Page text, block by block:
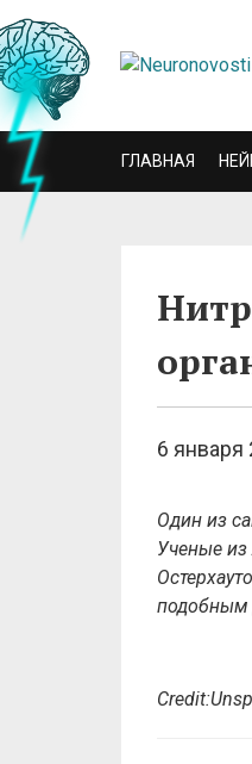
ГЛАВНАЯ
6 января
Один из
Ученые из
подобным